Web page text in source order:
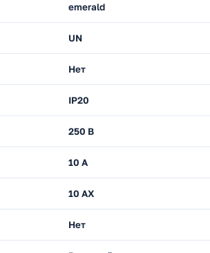
emerald
UN
Нет
IP20
250 В
10 А
10 AX
Нет